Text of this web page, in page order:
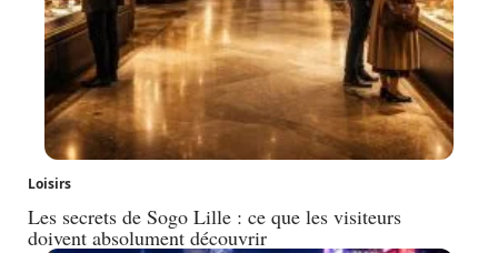
Loisirs
Les secrets de Sogo Lille : ce que les visiteurs
doivent absolument découvrir